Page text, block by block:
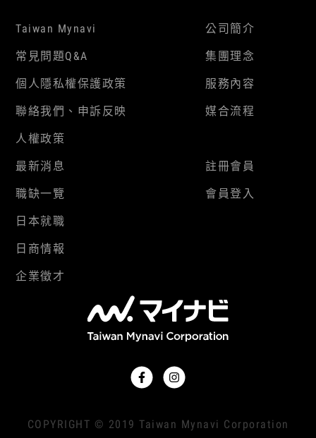
Taiwan Mynavi
常見問題Q&A
個人隱私權保護政策
聯絡我們、申訴反映
人權政策
公司簡介
集團理念
服務內容
媒合流程
最新消息
職缺一覽
日本就職
日商情報
企業徵才
註冊會員
會員登入
COPYRIGHT © 2019 Taiwan Mynavi Corporation